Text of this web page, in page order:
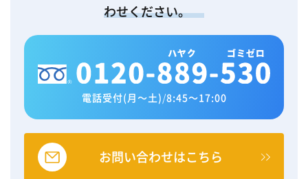
わせください。
電話受付(月～土) /8:45～17:00
お問い合わせはこちら